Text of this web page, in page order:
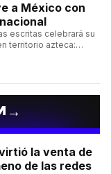
a México con
escritas celebrará su
territorio azteca:
→
la venta de
de las redes